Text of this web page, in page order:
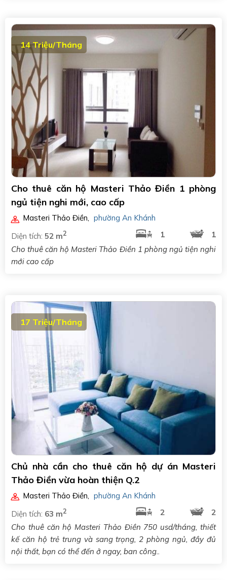
14 Triệu/Tháng
Cho thuê căn hộ Masteri Thảo Điền 1 phòng
ngủ tiện nghi mới, cao cấp
Masteri Thảo Điền, phường An Khánh
Diện tích: 52 m2 1
1
Cho thuê căn hộ Masteri Thảo Điền 1 phòng ngủ tiện nghi
mới cao cấp
17 Triệu/Tháng
Chủ nhà cần cho thuê căn hộ dự án Masteri
Thảo Điền vừa hoàn thiện Q.2
Masteri Thảo Điền
phường An Khánh
Diện tích: 63 m2 2
2
Cho thuê căn hộ Masteri Thảo Điền 750 usd/tháng, thiết
kế căn hộ trẻ trung và sang trọng, 2 phòng ngủ, đầy đủ
nội thất, bạn có thể đến ở ngay, ban công..